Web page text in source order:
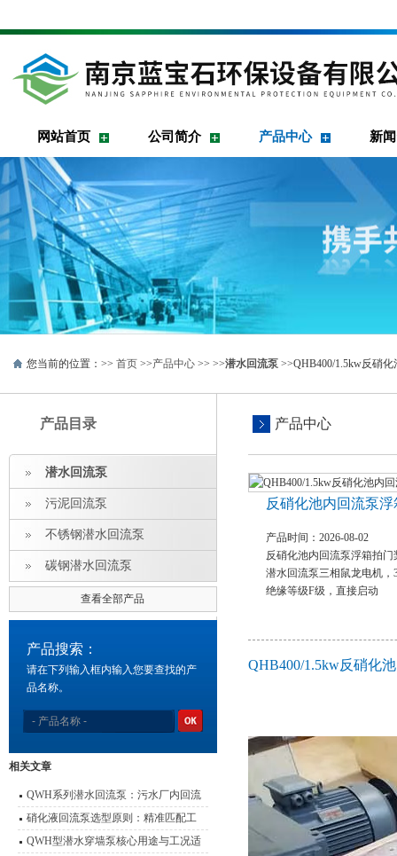
网站首页 公司简介 产品中心 新
您当前的位置：>> 首页 >>产品中心 >> >>潜水回流泵 >>QHB400/1.5kw反硝
产品目录
潜水回流泵
污泥回流泵
不锈钢潜水回流泵
碳钢潜水回流泵
查看全部产品
产品搜索：
请在下列输入框内输入您要查找的产
品名称。
相关文章
QWH系列潜水回流泵：污水厂内回流
的高效心脏
硝化液回流泵选型原则：精准匹配工
艺，实现高效脱氮
QWH型潜水穿墙泵核心用途与工况适
产品中心
反硝化池内回流泵
产品时间：2026-08-02
反硝化池内回流泵浮箱拍
潜水回流泵三相鼠龙电机，
绝缘等级F级，直接启动
QHB400/1.5kw反硝化